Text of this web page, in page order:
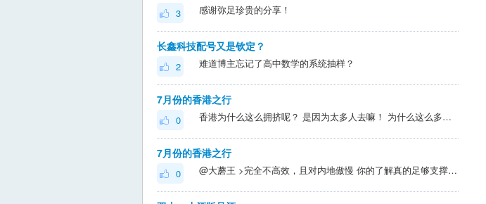
3 感谢弥足珍贵的分享！
长鑫科技配号又是钦定？
2 难道博主忘记了高中数学的系统抽样？
7月份的香港之行
0 香港为什么这么拥挤呢？ 是因为太多人去嘛！ 为什么这么多人去呢？ 不就是它有多数地方不具备的优势嘛！ 这个逻辑很复杂吗？
7月份的香港之行
0 @大蘑王 >完全不高效，且对内地傲慢 你的了解真的足够支撑你的观点吗？